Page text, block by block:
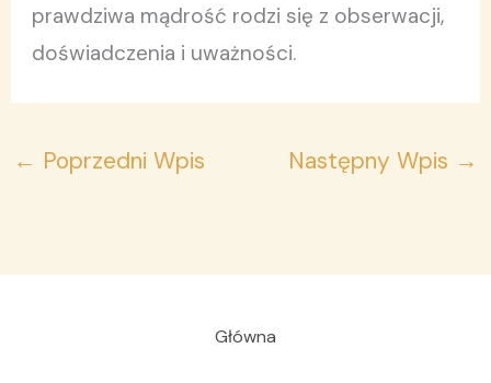
prawdziwa mądrość rodzi się z obserwacji,
doświadczenia i uważności.
← Poprzedni Wpis Następny Wpis →
Główna